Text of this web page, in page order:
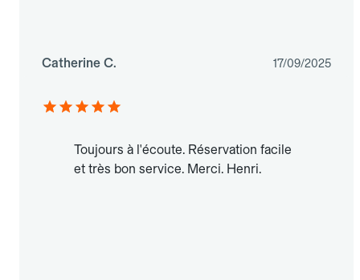
Catherine C. 17/09/2025
Toujours à l'écoute. Réservation facile
et très bon service. Merci. Henri.